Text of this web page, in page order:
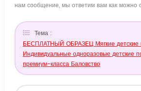
нам сообщение, мы ответим вам как можно
Тема :
БЕСПЛАТНЫЙ ОБРАЗЕЦ Мягкие детские
Индивидуальные одноразовые детские
премиум-класса Баловство